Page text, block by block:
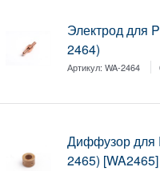
Электрод для
2464)
Артикул:WA-2464
Диффузор для
2465) [WA2465]